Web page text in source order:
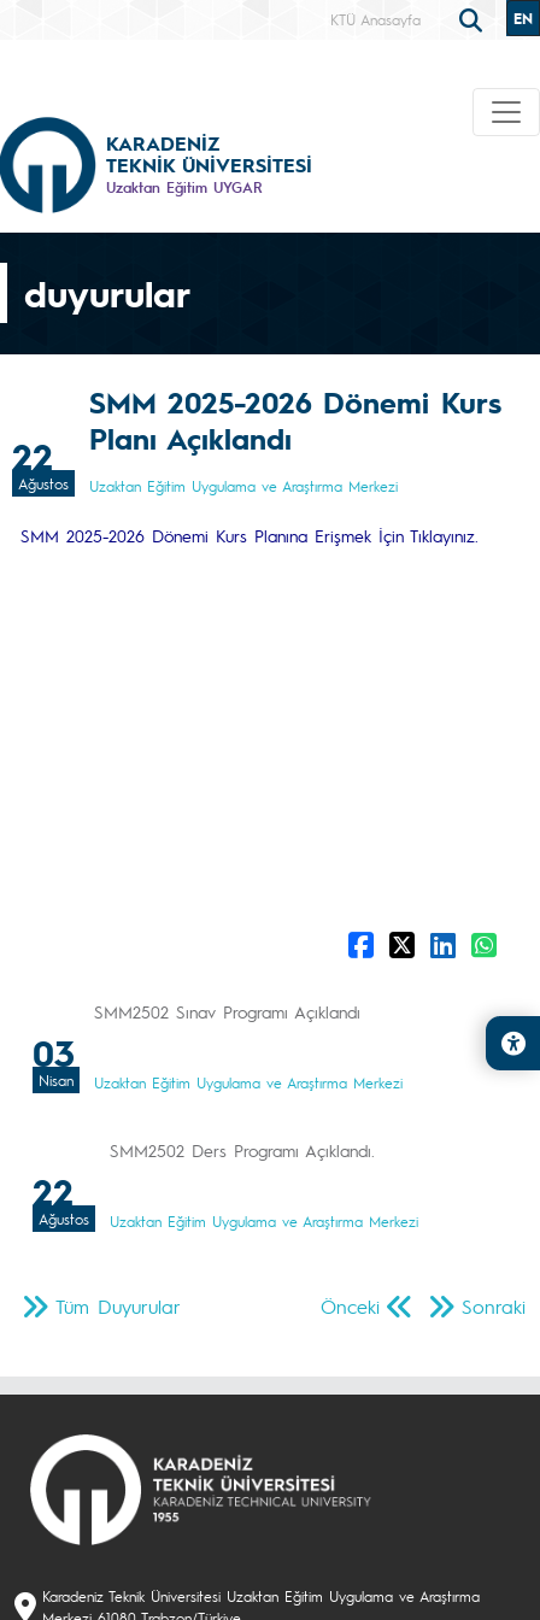
KTÜ Anasayfa EN
KARADENİZ
TEKNİK ÜNİVERSİTESİ
Uzaktan Eğitim UYGAR
duyurular
22
Ağustos
SMM 2025-2026 Dönemi Kurs
Planı Açıklandı
Uzaktan Eğitim Uygulama ve Araştırma Merkezi
SMM 2025-2026 Dönemi Kurs Planına Erişmek İçin Tıklayınız.
03
Nisan
SMM2502 Sınav Programı Açıklandı
Uzaktan Eğitim Uygulama ve Araştırma Merkezi
22
Ağustos
SMM2502 Ders Programı Açıklandı.
Uzaktan Eğitim Uygulama ve Araştırma Merkezi
Önceki Sonraki
Tüm Duyurular
Karadeniz Teknik Üniversitesi Uzaktan Eğitim Uygulama ve Araştırma